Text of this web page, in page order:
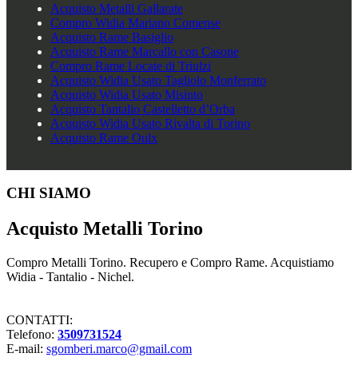
Acquisto Metalli Gallarate
Compro Widia Mariano Comense
Acquisto Rame Basiglio
Acquisto Rame Marcallo con Casone
Compro Rame Locate di Triulzi
Acquisto Widia Usato Tagliolo Monferrato
Acquisto Widia Usato Misinto
Acquisto Tantalio Castelletto d’Orba
Acquisto Widia Usato Rivalta di Torino
Acquisto Rame Oulx
Footer
CHI SIAMO
Acquisto Metalli Torino
Compro Metalli Torino. Recupero e Compro Rame. Acquistiamo
Widia - Tantalio - Nichel.
CONTATTI:
Telefono: 3509731524
E-mail: sgomberi.marco@gmail.com